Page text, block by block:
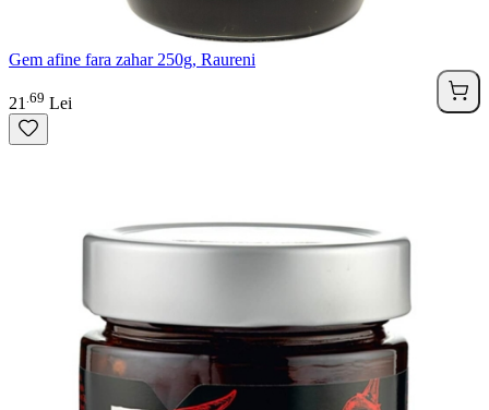
Gem afine fara zahar 250g, Raureni
21 69 Lei